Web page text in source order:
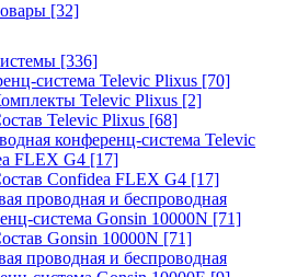
[32]
[336]
система Televic Plixus [70]
Televic Plixus [2]
Televic Plixus [68]
конференц-система Televic
FLEX G4 [17]
Confidea FLEX G4 [17]
проводная и беспроводная
система Gonsin 10000N [71]
Gonsin 10000N [71]
проводная и беспроводная